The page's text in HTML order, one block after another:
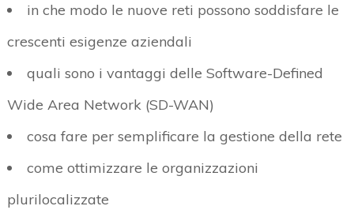
in che modo le nuove reti possono soddisfare le
crescenti esigenze aziendali
quali sono i vantaggi delle Software-Defined
Wide Area Network (SD-WAN)
cosa fare per semplificare la gestione della rete
come ottimizzare le organizzazioni
plurilocalizzate